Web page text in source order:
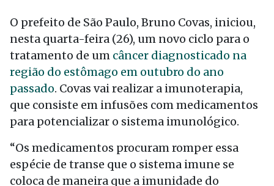
O prefeito de São Paulo, Bruno Covas, iniciou,
nesta quarta-feira (26), um novo ciclo para o
tratamento de um câncer diagnosticado na
região do estômago em outubro do ano
passado. Covas vai realizar a imunoterapia,
que consiste em infusões com medicamentos
para potencializar o sistema imunológico.
“Os medicamentos procuram romper essa
espécie de transe que o sistema imune se
coloca de maneira que a imunidade do